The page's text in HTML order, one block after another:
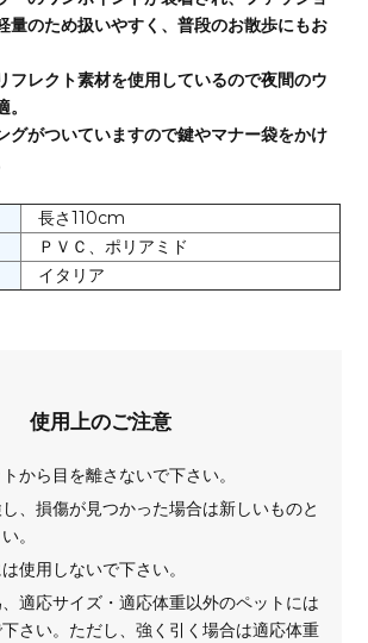
量のため扱いやすく、普段のお散歩にもお
フレクト素材を使用しているので夜間のウ
グがついていますので鍵やマナー袋をかけ
長さ110cm
ＰＶＣ、ポリアミド
イタリア
使用上のご注意
から目を離さないで下さい。
、損傷が見つかった場合は新しいものと
。
使用しないで下さい。
適応サイズ・適応体重以外のペットには
さい。ただし、強く引く場合は適応体重